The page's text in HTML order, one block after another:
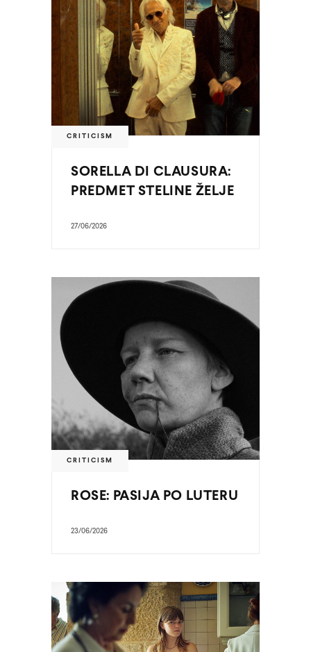
CRITICISM
SORELLA DI CLAUSURA:
PREDMET STELINE ŽELJE
27/06/2026
CRITICISM
ROSE: PASIJA PO LUTERU
23/06/2026